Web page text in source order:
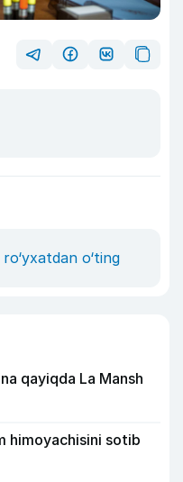
ro‘yxatdan o‘ting
qayiqda La Mansh
himoyachisini sotib